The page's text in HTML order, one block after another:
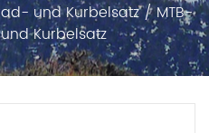
und Kurbelsatz/MTB-
Kurbelsatz